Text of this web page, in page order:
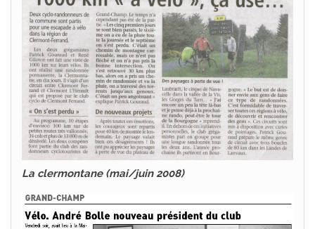
La clermontane (mai/juin 2008)